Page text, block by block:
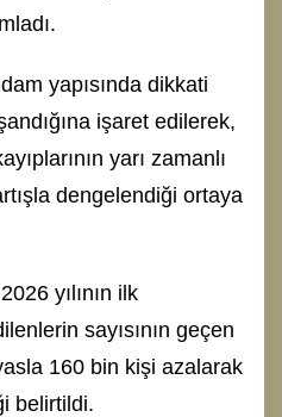
yapısında dikkati
işaret edilerek,
yarı zamanlı
dengelendiği ortaya
yılının ilk
sayısının geçen
160 bin kişi azalarak
belirtildi.